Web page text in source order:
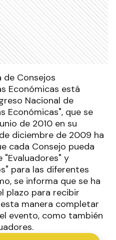
de Consejos
Económicas está
Nacional de
Económicas", que se
de 2010 en su
diciembre de 2009 ha
cada Consejo pueda
"Evaluadores" y
para las diferentes
se informa que se ha
plazo para recibir
manera completar
evento, como también